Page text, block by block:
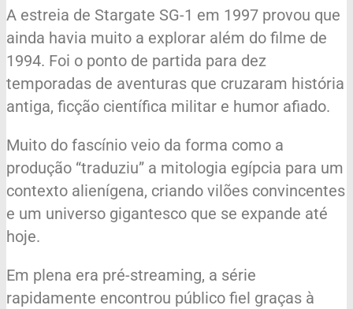
A estreia de Stargate SG-1 em 1997 provou que
ainda havia muito a explorar além do filme de
1994. Foi o ponto de partida para dez
temporadas de aventuras que cruzaram história
antiga, ficção científica militar e humor afiado.
Muito do fascínio veio da forma como a
produção “traduziu” a mitologia egípcia para um
contexto alienígena, criando vilões convincentes
e um universo gigantesco que se expande até
hoje.
Em plena era pré-streaming, a série
rapidamente encontrou público fiel graças à